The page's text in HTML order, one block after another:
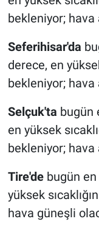
bekleniyor; hava
Seferihisar'da
derece, en
bekleniyor;
Selçuk'ta bugün
en yüksek
bekleniyor; hava
Tire'de bugün en
yüksek
hava güneşli